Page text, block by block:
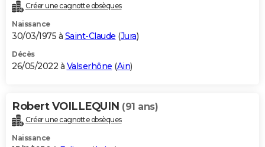
Créer une cagnotte obsèques
Naissance
30/03/1975 à Saint-Claude (Jura)
Décès
26/05/2022 à Valserhône (Ain)
Robert VOILLEQUIN (91 ans)
Créer une cagnotte obsèques
Naissance